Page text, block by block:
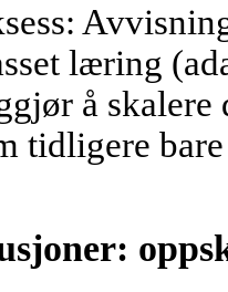
læring
å
tidligere